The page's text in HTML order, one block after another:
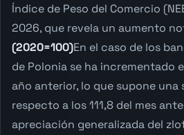
Índice de Peso del Comercio
2026, que revela un aumento
(2020=100)En el caso de los
de Polonia se ha incrementado
año anterior, lo que supone
respecto a los 111,8 del mes
apreciación generalizada del